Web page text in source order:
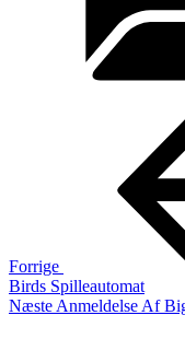
Forrige
Birds Spilleautomat
Næste
NæsteAnmeldelse Af